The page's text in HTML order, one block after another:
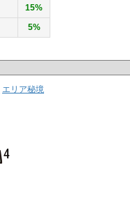
15%
5%
エリア秘境